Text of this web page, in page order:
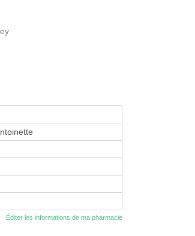
Éditer les informations de ma pharmacie